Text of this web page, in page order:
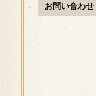
お問い合わせ